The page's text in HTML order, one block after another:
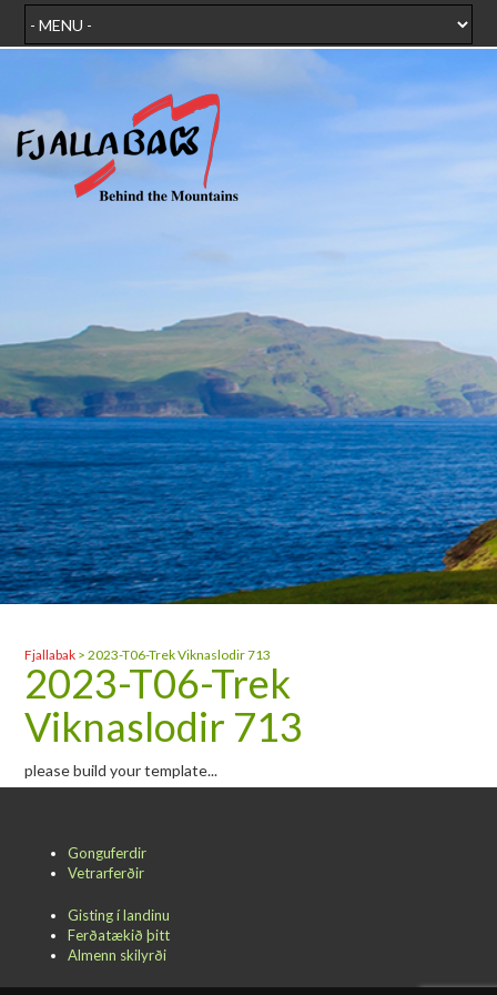
Fjallabak >2023-T06-Trek Viknaslodir 713
2023-T06-Trek
Viknaslodir 713
please build your template...
Gonguferdir
Vetrarferðir
Gisting í landinu
Ferðatækið þitt
Almenn skilyrði